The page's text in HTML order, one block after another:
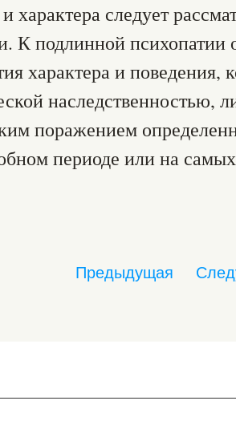
характера следует
К подлинной психопатии
характера и поведения,
наследственностью,
поражением
периоде или на
Предыдущая